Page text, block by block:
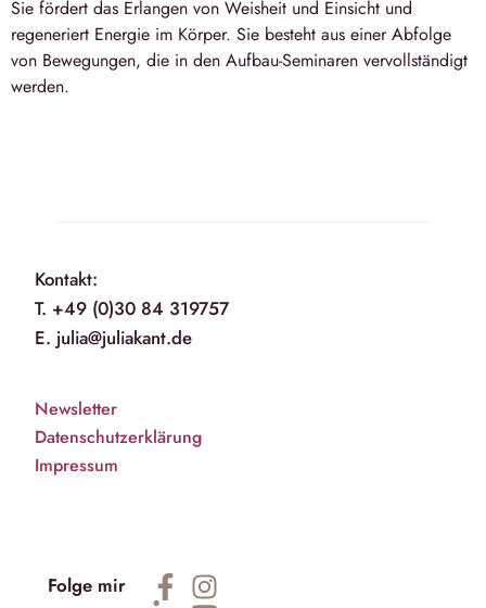
Sie fördert das Erlangen von Weisheit und Einsicht und
regeneriert Energie im Körper. Sie besteht aus einer Abfolge
von Bewegungen, die in den Aufbau-Seminaren vervollständigt
werden.
Kontakt:
T. +49 (0)30 84 319757
E. julia@juliakant.de
Newsletter
Datenschutzerklärung
Impressum
Folge mir